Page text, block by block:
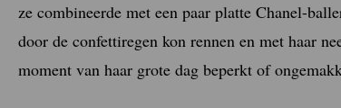
ze combineerde met een paar platte Chanel-
door de confettiregen kon rennen en met haar
moment van haar grote dag beperkt of